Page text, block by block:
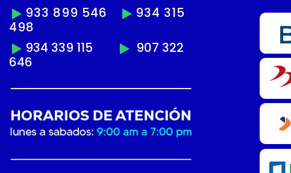
933 899 546
934 315
498
934 339 115
907 322
646